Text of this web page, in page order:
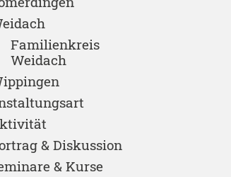
Familienkreis
Weidach
& Diskussion
& Kurse